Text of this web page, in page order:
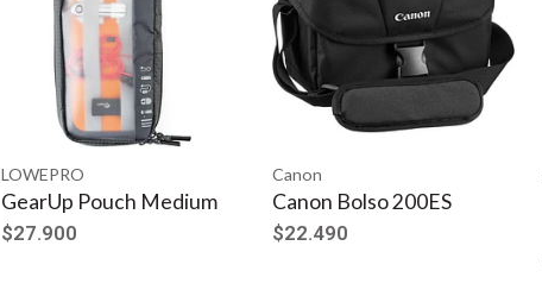
LOWEPRO
GearUp Pouch Medium
$27.900
Canon
Canon Bolso 200ES
$22.490